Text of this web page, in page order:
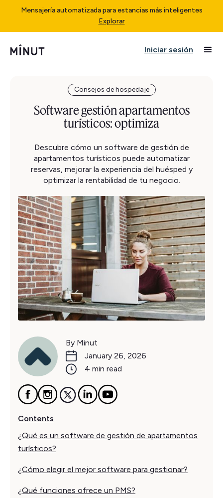
Mensajería automatizada para estancias más inteligentes
Explorar
Iniciar sesión
Consejos de hospedaje
Software gestión apartamentos
turísticos: optimiza
Descubre cómo un software de gestión de
apartamentos turísticos puede automatizar
reservas, mejorar la experiencia del huésped y
optimizar la rentabilidad de tu negocio.
By Minut
January 26, 2026
4 min read
Contents
¿Qué es un software de gestión de apartamentos
turísticos?
¿Cómo elegir el mejor software para gestionar?
¿Qué funciones ofrece un PMS?